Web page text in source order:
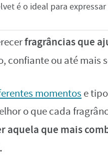
é o ideal para
fragrâncias que
confiante ou até mais
momentos e
o que cada
aquela que mais